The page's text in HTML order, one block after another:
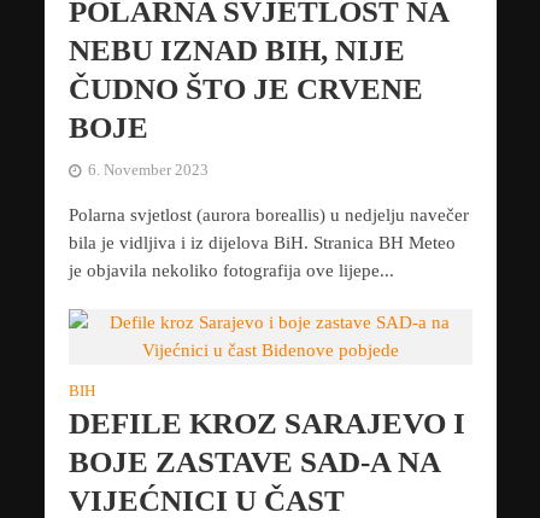
POLARNA SVJETLOST NA
NEBU IZNAD BIH, NIJE
ČUDNO ŠTO JE CRVENE
BOJE
6. November 2023
Polarna svjetlost (aurora boreallis) u nedjelju navečer
bila je vidljiva i iz dijelova BiH. Stranica BH Meteo
je objavila nekoliko fotografija ove lijepe...
BIH
DEFILE KROZ SARAJEVO I
BOJE ZASTAVE SAD-A NA
VIJEĆNICI U ČAST